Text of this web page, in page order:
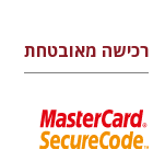
רכישה מאובטחת